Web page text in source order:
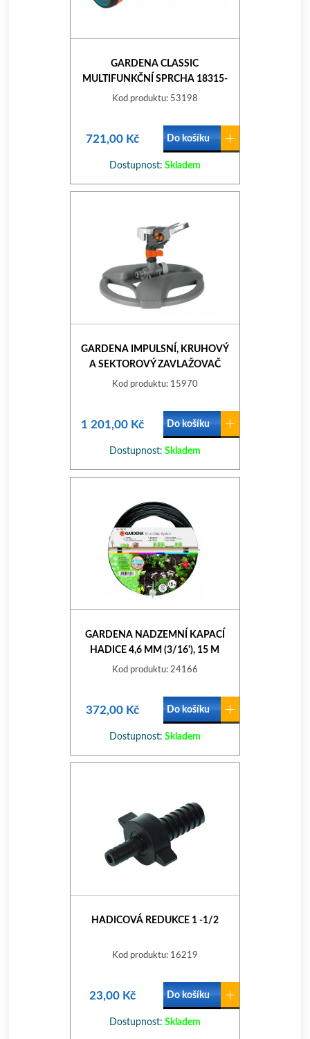
GARDENA CLASSIC
MULTIFUNKČNÍ SPRCHA 18315-
20
Kod produktu: 53198
721,00 Kč Do košíku
Dostupnost: Skladem
GARDENA IMPULSNÍ, KRUHOVÝ
A SEKTOROVÝ ZAVLAŽOVAČ
8135-37
Kod produktu: 15970
1 201,00 Kč Do košíku
Dostupnost: Skladem
GARDENA NADZEMNÍ KAPACÍ
HADICE 4,6 MM (3/16'), 15 M
1362-20
Kod produktu: 24166
372,00 Kč Do košíku
Dostupnost: Skladem
HADICOVÁ REDUKCE 1 -1/2
Kod produktu: 16219
23,00 Kč Do košíku
Dostupnost: Skladem